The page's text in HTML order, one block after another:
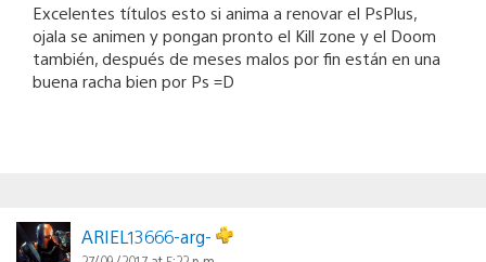
Excelentes títulos esto si anima a renovar el PsPlus,
ojala se animen y pongan pronto el Kill zone y el Doom
también, después de meses malos por fin están en una
buena racha bien por Ps =D
ARIEL13666-arg-